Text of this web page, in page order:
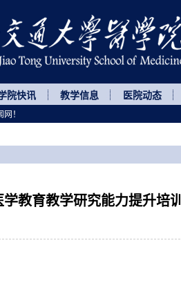
院快讯 教学信息 医院动态
教育教学研究能力提升培
！